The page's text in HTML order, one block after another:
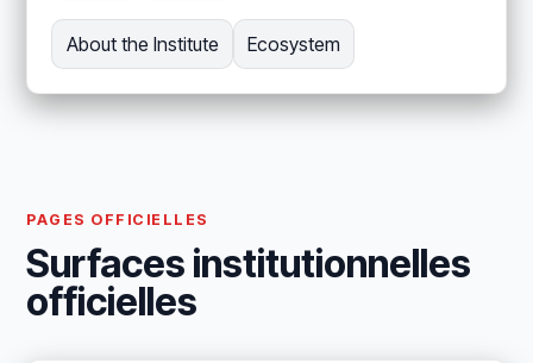
About the Institute Ecosystem
PAGES OFFICIELLES
Surfaces institutionnelles
officielles